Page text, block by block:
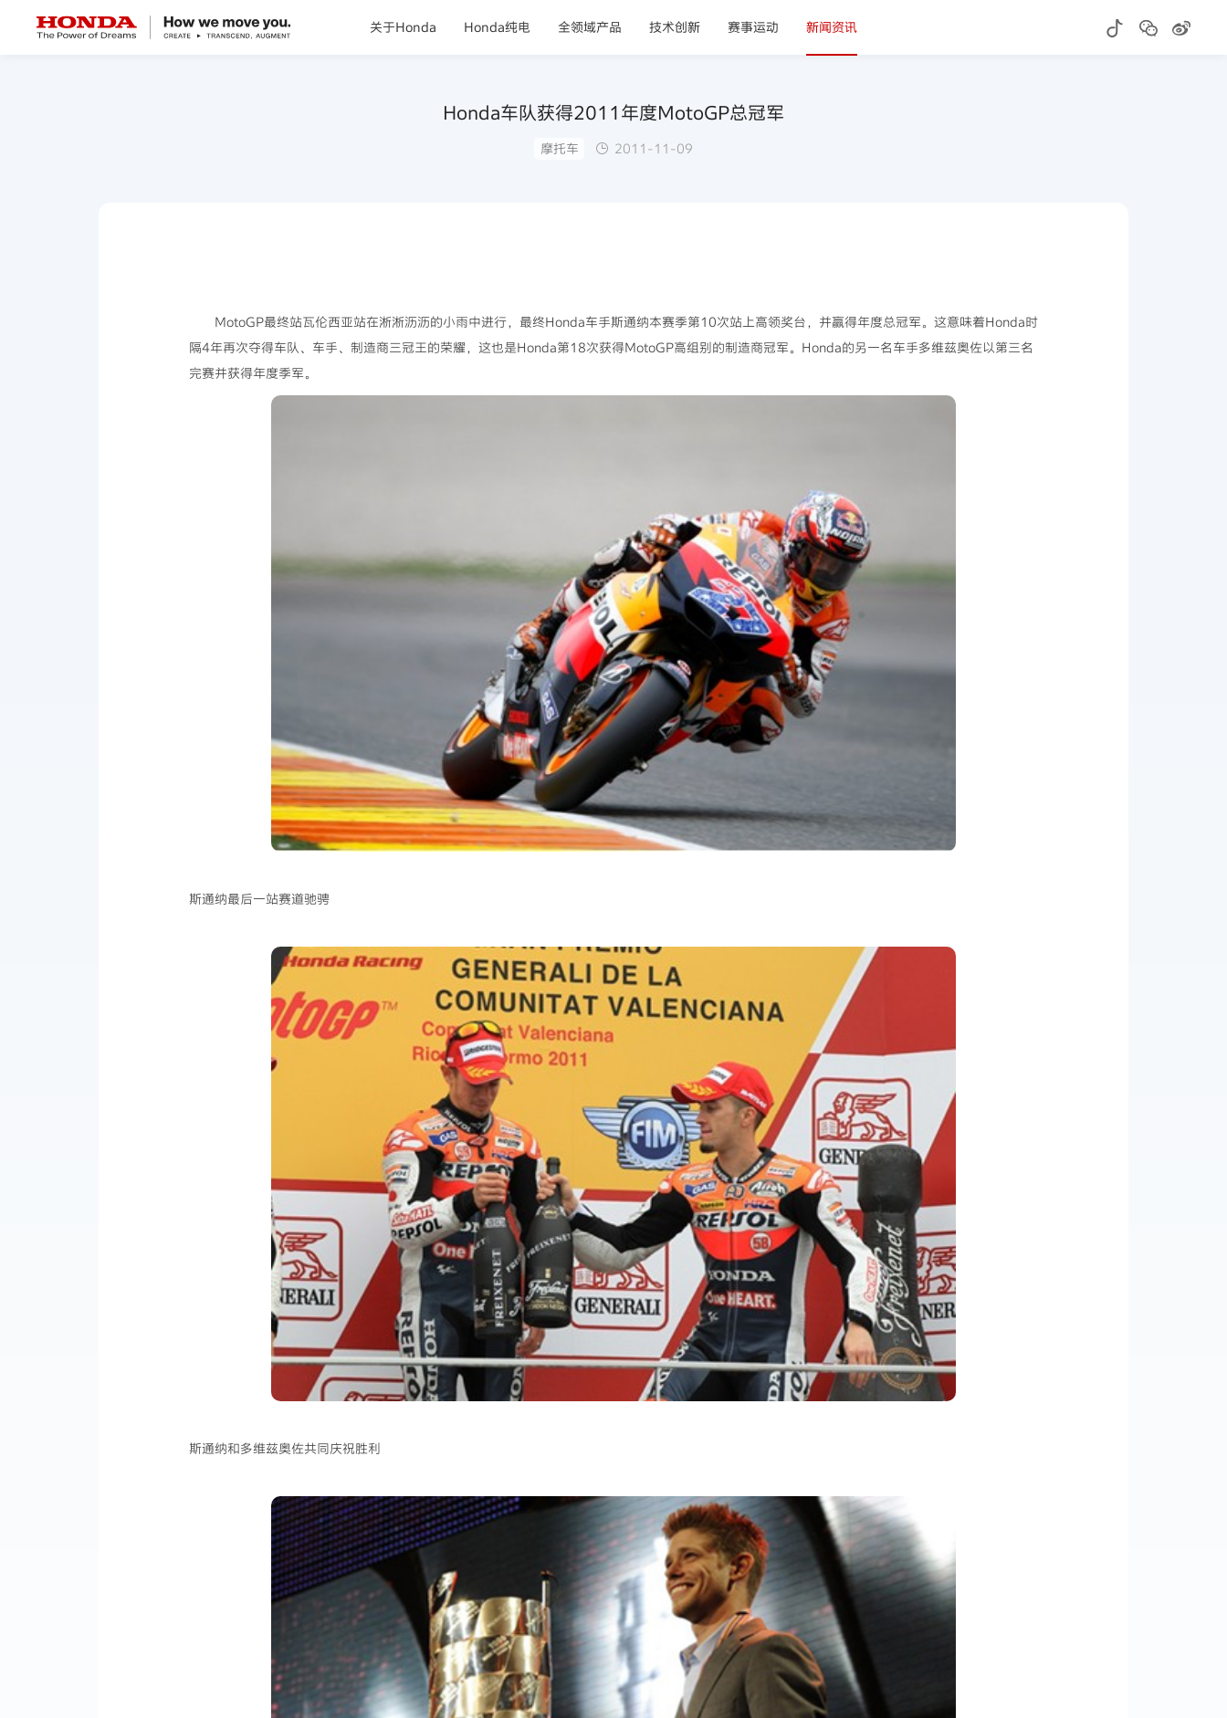
关于Honda Honda纯电 全领域产品 技术创新 赛事运动 新闻资讯
Honda车队获得2011年度MotoGP总冠军
摩托车 2011-11-09
MotoGP最终站瓦伦西亚站在淅淅沥沥的小雨中进行，最终Honda车手斯通纳本赛季第10次站上高领奖台，并赢得年度总冠军。这意味着Honda时
隔4年再次夺得车队、车手、制造商三冠王的荣耀，这也是Honda第18次获得MotoGP高组别的制造商冠军。Honda的另一名车手多维兹奥佐以第三名
完赛并获得年度季军。
斯通纳最后一站赛道驰骋
斯通纳和多维兹奥佐共同庆祝胜利